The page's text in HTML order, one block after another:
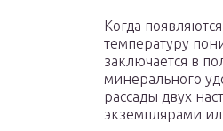
Когда
температуру
заключается в
минерального
рассады двух
экземплярами